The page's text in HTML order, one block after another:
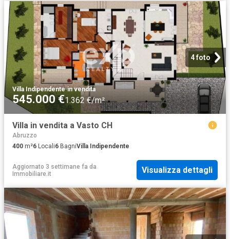
4 foto
Villa Indipendente·in vendita
545.000 €1.362 €/m²
Villa in vendita a Vasto CH
Abruzzo
400 m²6 Locali6 BagniVilla Indipendente
Aggiornato 3 settimane fa da
Immobiliare.it
Visualizza dettagli